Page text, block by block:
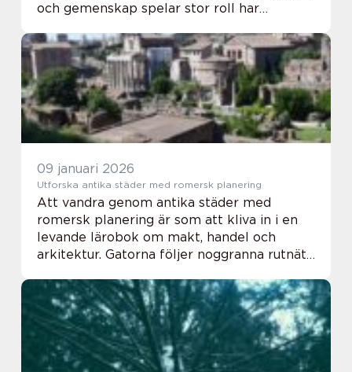
och gemenskap spelar stor roll har
Lokala arrangörer, engagerade
publikgrupper ...
09 januari 2026
Utforska antika städer med romersk planering
Att vandra genom antika städer med
romersk planering är som att kliva in i en
levande lärobok om makt, handel och
arkitektur. Gatorna följer noggranna rutnät,
vardagsliv och ruinern...